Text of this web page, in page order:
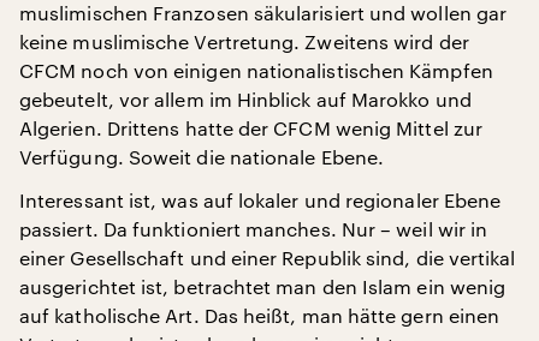
muslimischen Franzosen säkularisiert und wollen gar
keine muslimische Vertretung. Zweitens wird der
CFCM noch von einigen nationalistischen Kämpfen
gebeutelt, vor allem im Hinblick auf Marokko und
Algerien. Drittens hatte der CFCM wenig Mittel zur
Verfügung. Soweit die nationale Ebene.
Interessant ist, was auf lokaler und regionaler Ebene
passiert. Da funktioniert manches. Nur – weil wir in
einer Gesellschaft und einer Republik sind, die vertikal
ausgerichtet ist, betrachtet man den Islam ein wenig
auf katholische Art. Das heißt, man hätte gern einen